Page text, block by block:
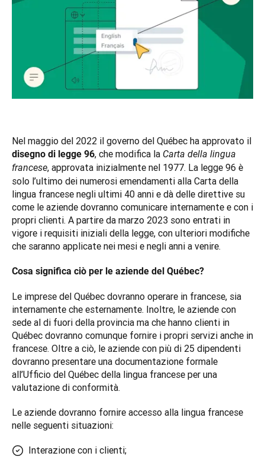
disegno di legge 96, che modifica la Carta della lingua
francese, approvata inizialmente nel 1977. La legge 96 è
solo l’ultimo dei numerosi emendamenti alla Carta della
lingua francese negli ultimi 40 anni e dà delle direttive su
come le aziende dovranno comunicare internamente e con i
propri clienti. A partire da marzo 2023 sono entrati in
vigore i requisiti iniziali della legge, con ulteriori modifiche
che saranno applicate nei mesi e negli anni a venire.
Cosa significa ciò per le aziende del Québec?
Le imprese del Québec dovranno operare in francese, sia
internamente che esternamente. Inoltre, le aziende con
sede al di fuori della provincia ma che hanno clienti in
Québec dovranno comunque fornire i propri servizi anche in
francese. Oltre a ciò, le aziende con più di 25 dipendenti
dovranno presentare una documentazione formale
all’Ufficio del Québec della lingua francese per una
valutazione di conformità.
Le aziende dovranno fornire accesso alla lingua francese
nelle seguenti situazioni:
Interazione con i clienti;